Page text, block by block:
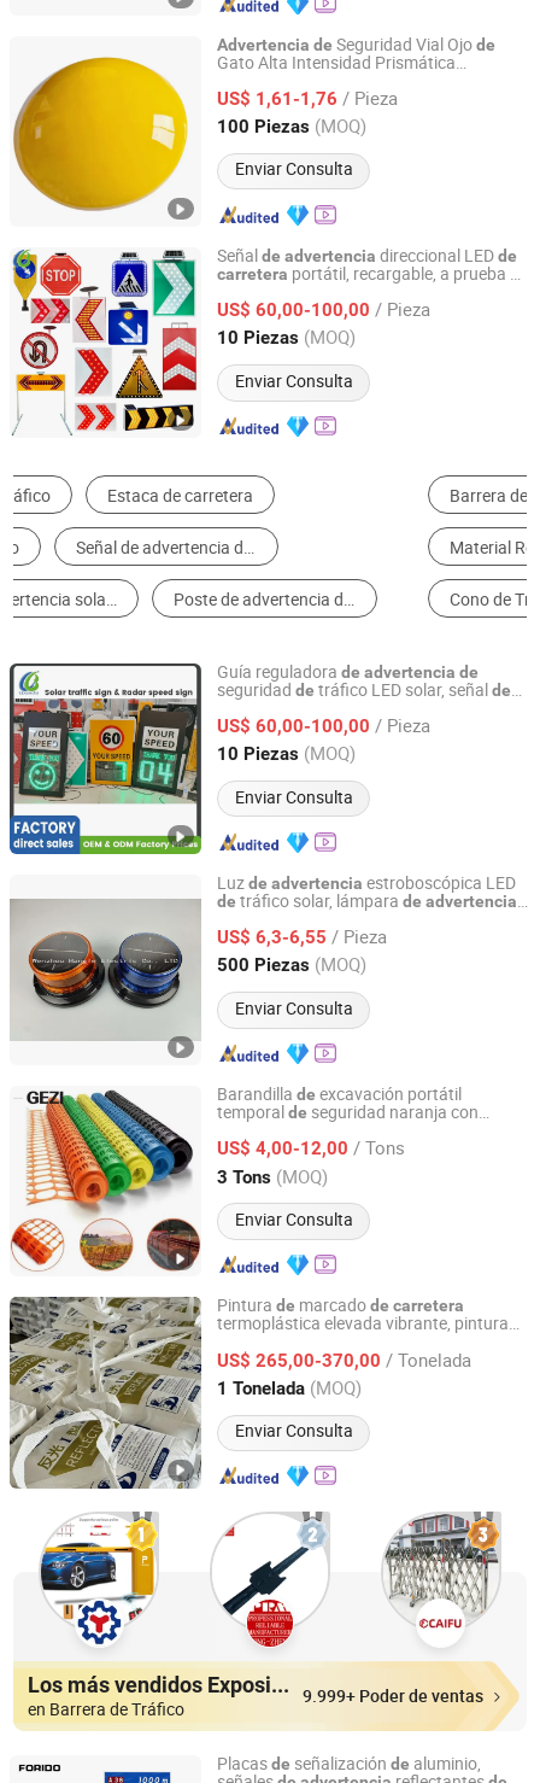
Advertencia de Seguridad Vial Ojode
Gato Alta Intensidad Prismática
Cerámica Estudio Vial
US$ 1,61-1,76 / Pieza
100 Piezas (MOQ)
Enviar Consulta
Fujian Minqing Shenghua Electronic Components Pty. Ltd.
Fujian, China Desde 2026
Señalde advertencia direccional LEDde
carretera portátil, recargable, a prueba
parpadea y rota, alimentada por energía
solar
US$ 60,00-100,00 / Pieza
10 Piezas (MOQ)
Enviar Consulta
HUIZHOU LUBAO ELECTRONIC CO., LTD.
Guangdong, China Desde 2010
Barrera de Tráfico Semáforo
Material Reflexivo Señal de Tráfico
Cono de Tráfico Vialeta
Guía reguladora de advertencia de
seguridad de tráfico LED solar, señalde
impermeable, resistente a los rayos UV,
señal
seguridad vial en calles y
carreteras
US$ 60,00-100,00 / Pieza
10 Piezas (MOQ)
Enviar Consulta
HUIZHOU LUBAO ELECTRONIC CO., LTD.
Guangdong, China Desde 2010
Luzde advertencia estroboscópica LED
de tráfico solar, lámpara de advertencia
emergenciade seguridad en la
US$ 6,3-6,55 / Pieza
500 Piezas (MOQ)
Enviar Consulta
Wenzhou Hangle Electric Co., Ltd.
Zhejiang, China Desde 2020
Barandilla de excavación portátil
temporalde seguridad naranja con
deconstrucción, cercade
con malla y ojales
US$ 4,00-12,00 / Tons
3 Tons (MOQ)
Enviar Consulta
Shijiazhuang Gezi Screen Manufacturing Co., Ltd.
Hebei, China Desde 2021
Pintura de marcadode carretera
termoplástica elevada vibrante, pintura
para tráfico en autopistas, pintura
estratificación en caliente para líneas
pavimento
US$ 265,00-370,00 / Tonelada
1 Tonelada (MOQ)
Enviar Consulta
Chaoyang Luyuan Technology Co., Ltd
Liaoning, China Desde 2026
Los más vendidos Expositores
en Barrera de Tráfico
9.999+ Poder de ventas
Placasde señalización de aluminio,